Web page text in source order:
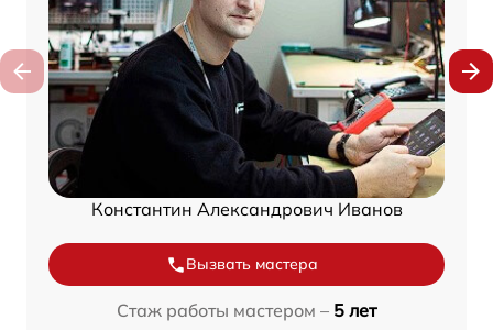
Константин Александрович Иванов
Вызвать мастера
Стаж работы мастером – 5 лет